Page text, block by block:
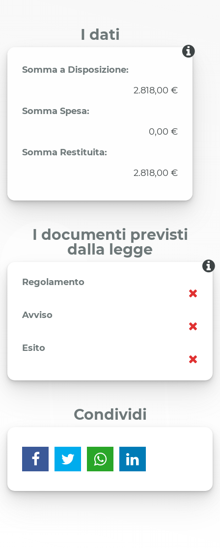
I dati
Somma a Disposizione:
2.818,00 €
Somma Spesa:
0,00 €
Somma Restituita:
2.818,00 €
I documenti previsti
dalla legge
Regolamento
Avviso
Esito
Condividi